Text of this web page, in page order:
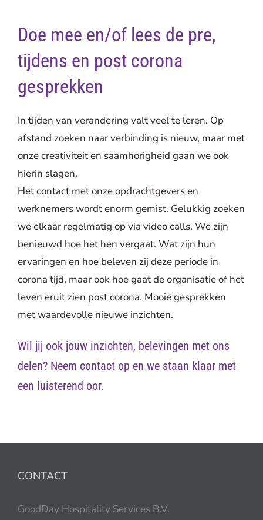
Doe mee en/of lees de pre,
tijdens en post corona
gesprekken
In tijden van verandering valt veel te leren. Op
afstand zoeken naar verbinding is nieuw, maar met
onze creativiteit en saamhorigheid gaan we ook
hierin slagen.
Het contact met onze opdrachtgevers en
werknemers wordt enorm gemist. Gelukkig zoeken
we elkaar regelmatig op via video calls. We zijn
benieuwd hoe het hen vergaat. Wat zijn hun
ervaringen en hoe beleven zij deze periode in
corona tijd, maar ook hoe gaat de organisatie of het
leven eruit zien post corona. Mooie gesprekken
met waardevolle nieuwe inzichten.
Wil jij ook jouw inzichten, belevingen met ons
delen? Neem contact op en we staan klaar met
een luisterend oor.
CONTACT
GoodDay Hospitality Services B.V.